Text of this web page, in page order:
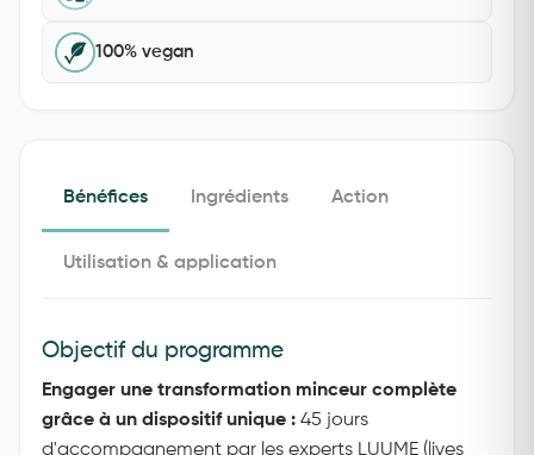
100% vegan
Bénéfices Ingrédients Action
Utilisation & application
Objectif du programme
Engager une transformation minceur complète
grâce à un dispositif unique : 45 jours
d'accompagnement par les experts LUUME (lives